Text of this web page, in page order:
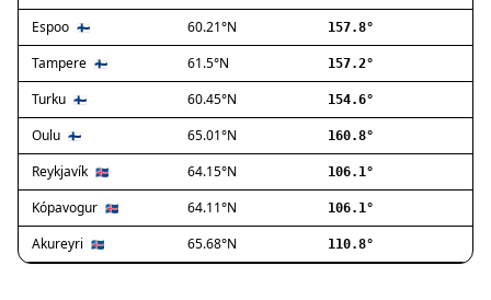
Glostrup
Greve
Hedehusene
Herlev
Hvidovre
Høje-Taastrup
Ishøj
Jyllinge
Lillerød
Lyngby
Espoo 🇫🇮 60.21°N 157.8°
Tampere 🇫🇮 61.5°N 157.2°
Turku 🇫🇮 60.45°N 154.6°
Oulu 🇫🇮 65.01°N 160.8°
Reykjavík 🇮🇸 64.15°N 106.1°
Kópavogur 🇮🇸 64.11°N 106.1°
Akureyri 🇮🇸 65.68°N 110.8°